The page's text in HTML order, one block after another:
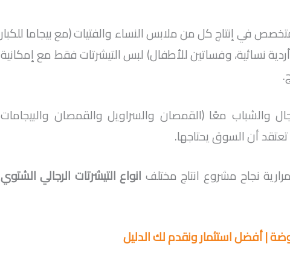
في إنتاج كل من ملابس النساء والفتيات (مع بيجاما للكبار
نسائية، وفساتين للأطفال) لبس التيشرتات فقط مع إمكانية
والشباب معًا (القمصان والسراويل والقمصان والبيجامات
أن السوق يحتاجها.
نجاح مشروع انتاج مختلف انواع التيشرتات الرجالي الشتوي
| أفضل استثمار ونقدم لك الدليل